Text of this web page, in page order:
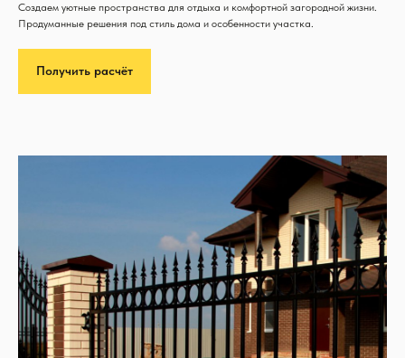
Создаем уютные пространства для отдыха и комфортной загородной жизни.
Продуманные решения под стиль дома и особенности участка.
Получить расчёт